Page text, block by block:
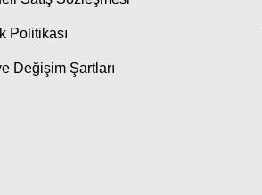
Politikası
Değişim Şartları